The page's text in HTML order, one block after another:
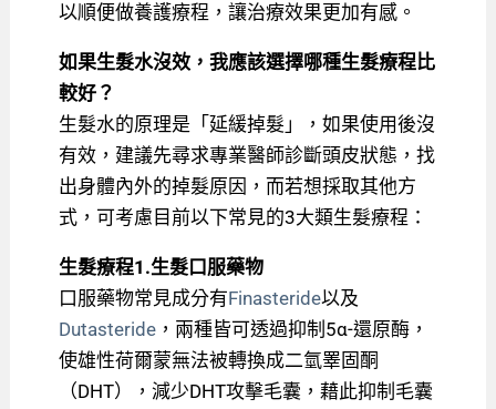
以順便做養護療程，讓治療效果更加有感。
如果生髮水沒效，我應該選擇哪種生髮療程比
較好？
生髮水的原理是「延緩掉髮」，如果使用後沒
有效，建議先尋求專業醫師診斷頭皮狀態，找
出身體內外的掉髮原因，而若想採取其他方
式，可考慮目前以下常見的3大類生髮療程：
生髮療程1.生髮口服藥物
口服藥物常見成分有Finasteride以及
Dutasteride ，兩種皆可透過抑制5α-還原酶，
使雄性荷爾蒙無法被轉換成二氫睪固酮
（DHT），減少DHT攻擊毛囊，藉此抑制毛囊